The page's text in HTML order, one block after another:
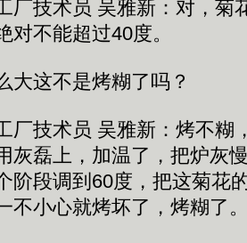
技术员 吴雅新：对，菊
对不能超过40度。
这不是烤糊了吗？
技术员 吴雅新：烤不糊
灰磊上，加温了，把炉灰
阶段调到60度，把这菊花
不小心就烤坏了，烤糊了